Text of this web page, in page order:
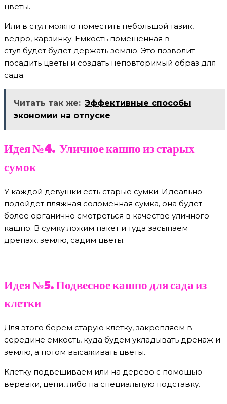
цветы.
Или в стул можно поместить небольшой тазик,
ведро, карзинку. Емкость помещенная в
стул будет будет держать землю. Это позволит
посадить цветы и создать неповторимый образ для
сада.
Читать так же: Эффективные способы
экономии на отпуске
Идея №4. Уличное кашпо из старых
сумок
У каждой девушки есть старые сумки. Идеально
подойдет пляжная соломенная сумка, она будет
более органично смотреться в качестве уличного
кашпо. В сумку ложим пакет и туда засыпаем
дренаж, землю, садим цветы.
Идея №5. Подвесное кашпо для сада из
клетки
Для этого берем старую клетку, закрепляем в
середине емкость, куда будем укладывать дренаж и
землю, а потом высаживать цветы.
Клетку подвешиваем или на дерево с помощью
веревки, цепи, либо на специальную подставку.